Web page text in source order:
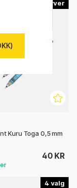
Kuru Toga 0,5 mm
40 KR
4